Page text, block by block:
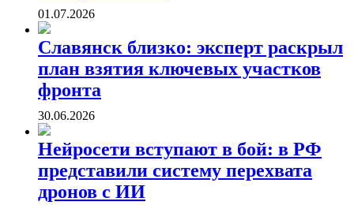
01.07.2026
Славянск близко: эксперт раскрыл
план взятия ключевых участков
фронта
30.06.2026
Нейросети вступают в бой: в РФ
представили систему перехвата
дронов с ИИ